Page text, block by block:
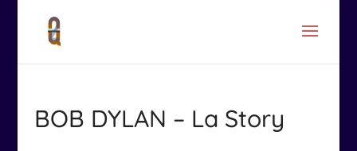
BOB DYLAN – La Story